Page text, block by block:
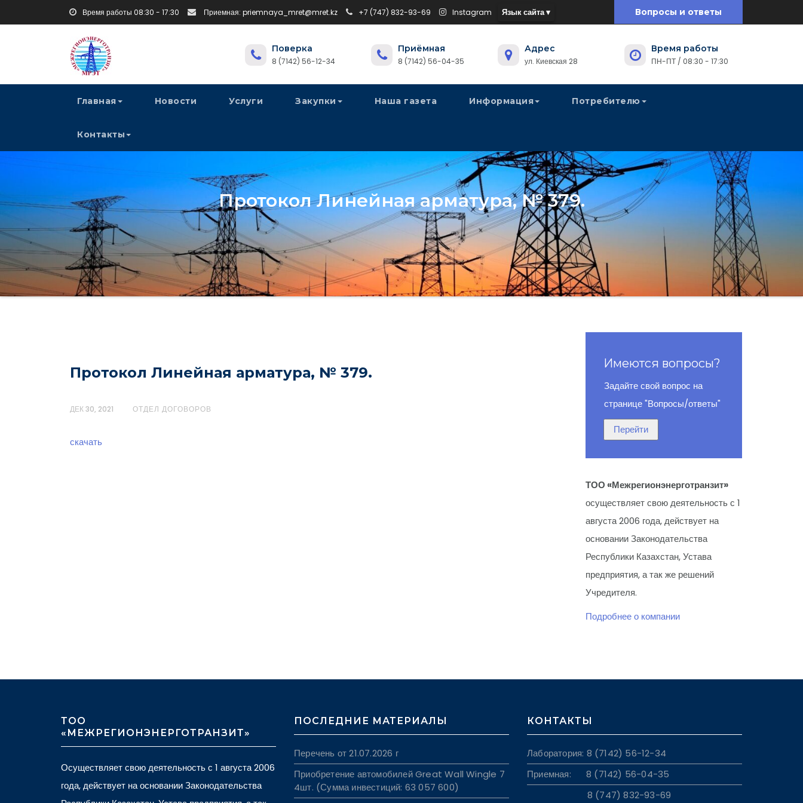
Язык сайта ▾
Время работы 08:30 - 17:30 Приемная: priemnaya_mret@mret.kz +7 (747) 832-93-69 Instagram Вопросы и ответы
Поверка
8 (7142) 56-12-34
Приёмная
8 (7142) 56-04-35
Адрес
ул. Киевская 28
Время работы
ПН-ПТ / 08:30 - 17:30
Главная Новости Услуги Закупки Наша газета Информация Потребителю
Контакты
Протокол Линейная арматура, № 379.
Протокол Линейная арматура, № 379.
ДЕК 30, 2021 ОТДЕЛ ДОГОВОРОВ
скачать
Имеются вопросы?
Задайте свой вопрос на
странице "Вопросы/ответы"
ТОО «Межрегионэнерготранзит»
осуществляет свою деятельность с 1
августа 2006 года, действует на
основании Законодательства
Республики Казахстан, Устава
предприятия, а так же решений
Учредителя.
Подробнее о компании
ТОО
«МЕЖРЕГИОНЭНЕРГОТРАНЗИТ»
Осуществляет свою деятельность с 1 августа 2006
года, действует на основании Законодательства
ПОСЛЕДНИЕ МАТЕРИАЛЫ
Перечень от 21.07.2026 г
Приобретение автомобилей Great Wall Wingle 7
4шт. (Сумма инвестиций: 63 057 600)
КОНТАКТЫ
Лаборатория: 8 (7142) 56-12-34
Приемная: 8 (7142) 56-04-35
8 (747) 832-93-69